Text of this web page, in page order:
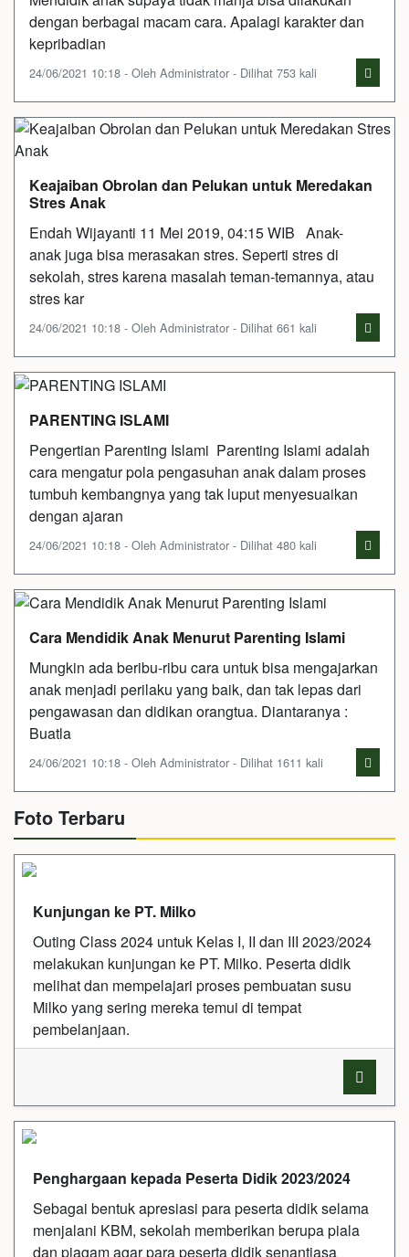
dengan berbagai macam cara. Apalagi karakter dan
kepribadian
24/06/2021 10:18 - Oleh Administrator - Dilihat 753 kali
Keajaiban Obrolan dan Pelukan untuk Meredakan
Stres Anak
Endah Wijayanti 11 Mei 2019, 04:15 WIB Anak-
anak juga bisa merasakan stres. Seperti stres di
sekolah, stres karena masalah teman-temannya, atau
stres kar
24/06/2021 10:18 - Oleh Administrator - Dilihat 661 kali
PARENTING ISLAMI
Pengertian Parenting Islami Parenting Islami adalah
cara mengatur pola pengasuhan anak dalam proses
tumbuh kembangnya yang tak luput menyesuaikan
dengan ajaran
24/06/2021 10:18 - Oleh Administrator - Dilihat 480 kali
Cara Mendidik Anak Menurut Parenting Islami
Mungkin ada beribu-ribu cara untuk bisa mengajarkan
anak menjadi perilaku yang baik, dan tak lepas dari
pengawasan dan didikan orangtua. Diantaranya :
Buatla
24/06/2021 10:18 - Oleh Administrator - Dilihat 1611 kali
Foto Terbaru
Kunjungan ke PT. Milko
Outing Class 2024 untuk Kelas I, II dan III 2023/2024
melakukan kunjungan ke PT. Milko. Peserta didik
melihat dan mempelajari proses pembuatan susu
Milko yang sering mereka temui di tempat
pembelanjaan.
Penghargaan kepada Peserta Didik 2023/2024
Sebagai bentuk apresiasi para peserta didik selama
menjalani KBM, sekolah memberikan berupa piala
dan piagam agar para peserta didik senantiasa